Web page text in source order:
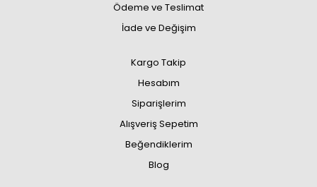
Ödeme ve Teslimat
İade ve Değişim
Kargo Takip
Hesabım
Siparişlerim
Alışveriş Sepetim
Beğendiklerim
Blog